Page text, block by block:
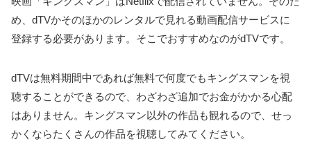
め、dTVかそのほかのレンタルで見れる動画配信サービスに
登録する必要があります。そこでおすすめなのがdTVです。
dTVは無料期間中であれば無料で何度でもキングスマンを視
聴することができるので、わざわざ追加でお金がかかる心配
はありません。キングスマン以外の作品も観れるので、せっ
かくならたくさんの作品を視聴してみてください。